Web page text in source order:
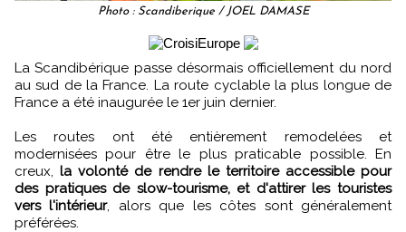
Photo : Scandiberique / JOEL DAMASE
La Scandibérique passe désormais officiellement du nord
au sud de la France. La route cyclable la plus longue de
France a été inaugurée le 1er juin dernier.
Les routes ont été entièrement remodelées et
modernisées pour être le plus praticable possible. En
creux,la volonté de rendre le territoire accessible pour
des pratiques de slow-tourisme, et d'attirer les touristes
vers l'intérieur, alors que les côtes sont généralement
préférées.